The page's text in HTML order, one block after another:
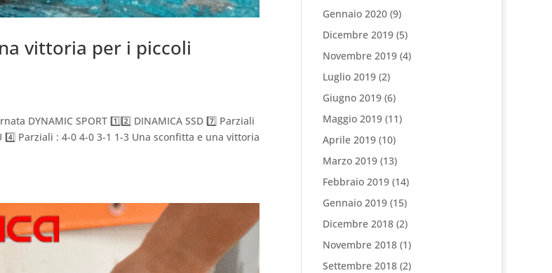
vittoria per i piccoli
DYNAMIC SPORT 1️⃣2️⃣ DINAMICA SSD 7️⃣ Parziali
4️⃣ Parziali : 4-0 4-0 3-1 1-3 Una sconfitta e una vittoria
Gennaio 2020(9)
Dicembre 2019(5)
Novembre 2019(4)
Luglio 2019(2)
Giugno 2019(6)
Maggio 2019(11)
Aprile 2019(10)
Marzo 2019(13)
Febbraio 2019(14)
Gennaio 2019(15)
Dicembre 2018(2)
Novembre 2018(1)
Settembre 2018(2)